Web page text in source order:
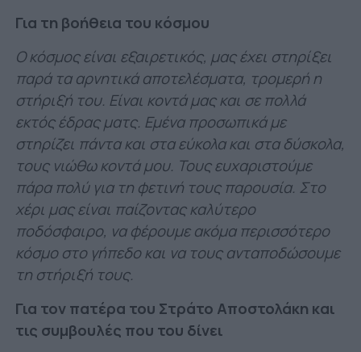
Για τη βοήθεια του κόσμου
Ο κόσμος είναι εξαιρετικός, μας έχει στηρίξει
παρά τα αρνητικά αποτελέσματα, τρομερή η
στήριξή του. Είναι κοντά μας και σε πολλά
εκτός έδρας ματς. Εμένα προσωπικά με
στηρίζει πάντα και στα εύκολα και στα δύσκολα,
τους νιώθω κοντά μου. Τους ευχαριστούμε
πάρα πολύ για τη φετινή τους παρουσία. Στο
χέρι μας είναι παίζοντας καλύτερο
ποδόσφαιρο, να φέρουμε ακόμα περισσότερο
κόσμο στο γήπεδο και να τους ανταποδώσουμε
τη στήριξή τους.
Για τον πατέρα του Στράτο Αποστολάκη και
τις συμβουλές που του δίνει